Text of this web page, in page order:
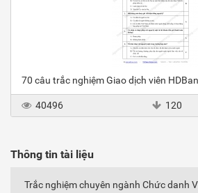
70 câu trắc nghiệm Giao dịch viên
40496 120
Thông tin tài liệu
Trắc nghiệm chuyên ngành Chức danh